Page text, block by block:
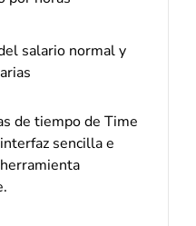
salario normal y
de tiempo de Time
sencilla e